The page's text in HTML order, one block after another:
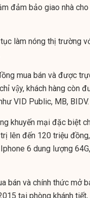
đảm bảo giao nhà cho
làm nóng thị trường
mua bán và được
vậy, khách hàng còn
VID Public, MB, BIDV.
khuyến mại đặc biệt
lên đến 120 triệu đồng,
6 dung lượng 64G,
bán và chính thức mở
tại phòng khánh tiết,